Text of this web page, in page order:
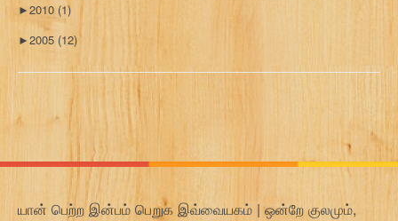
►2010 (1)
►2005 (12)
யான் பெற்ற இன்பம் பெறுக இவ்வையகம் | ஒன்றே குலமும்,